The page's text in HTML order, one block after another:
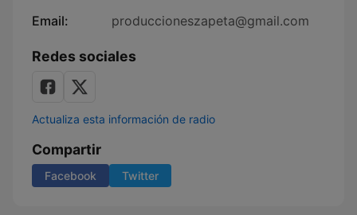
Email: produccioneszapeta@gmail.com
Redes sociales
Actualiza esta información de radio
Compartir
Facebook Twitter